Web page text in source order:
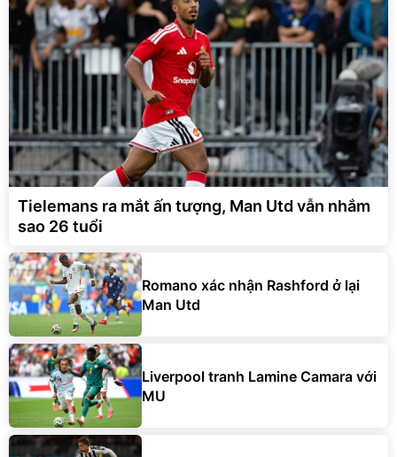
Tielemans ra mắt ấn tượng, Man Utd vẫn nhắm
sao 26 tuổi
Romano xác nhận Rashford ở lại
Man Utd
Liverpool tranh Lamine Camara với
MU